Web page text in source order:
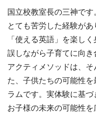
国立校教室長の三神で
とても苦労した経験が
「使える英語」を楽し
誤しながら子育てに向き
アクティメソッドは、
た、子供たちの可能性
ラムです。実体験に基づ
お子様の未来の可能性